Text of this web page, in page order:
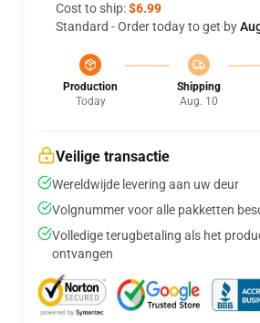
Cost to ship:$6.99
Standard - Order today to get by
Production
Today
Shipping
Aug. 10
Veilige transactie
Wereldwijde levering aan uw deur
Volgnummer voor alle pakketten
Volledige terugbetaling als het
ontvangen